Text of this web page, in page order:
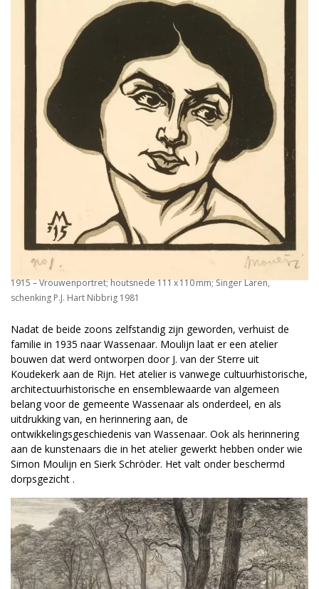
1915 – Vrouwen­portret; houtsnede 111 x 110 mm; Singer Laren,
schenking P.J. Hart Nibbrig 1981
Nadat de beide zoons zelfstandig zijn geworden, verhuist de
familie in 1935 naar Wassenaar. Moulijn laat er een atelier
bouwen dat werd ontworpen door J. van der Sterre uit
Koudekerk aan de Rijn. Het atelier is vanwege cultuurhistorische,
architectuurhistorische en ensemblewaarde van algemeen
belang voor de gemeente Wassenaar als onderdeel, en als
uitdrukking van, en herinnering aan, de
ontwikkelingsgeschiedenis van Wassenaar. Ook als herinnering
aan de kunstenaars die in het atelier gewerkt hebben onder wie
Simon Moulijn en Sierk Schröder. Het valt onder beschermd
dorpsgezicht .